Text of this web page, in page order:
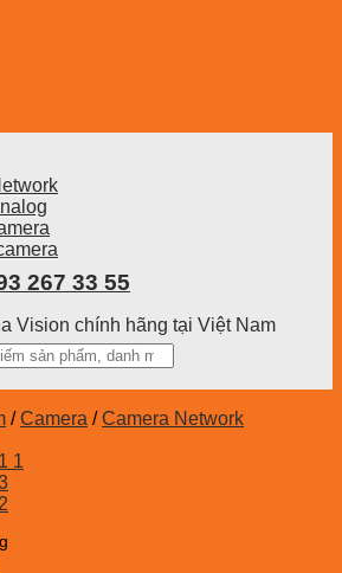
267 33 55
Vision chính hãng tại Việt Nam
/ Camera / Camera Network